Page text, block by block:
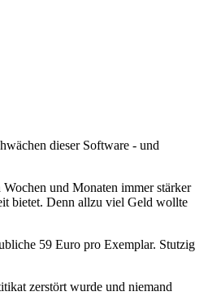
dieser Software - und
und Monaten immer stärker
bietet. Denn allzu viel Geld wollte
59 Euro pro Exemplar. Stutzig
zerstört wurde und niemand